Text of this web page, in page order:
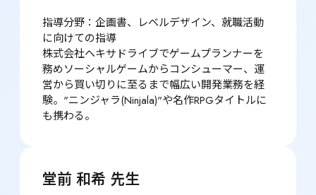
指導分野：企画書、レベルデザイン、就職活動
に向けての指導
株式会社ヘキサドライブでゲームプランナーを
務めソーシャルゲームからコンシューマー、運
営から買い切りに至るまで幅広い開発業務を経
験。"ニンジャラ(Ninjala)"や名作RPGタイトルに
も携わる。
堂前 和希 先生